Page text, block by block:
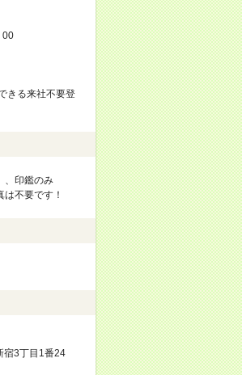
00
きる来社不要登
、印鑑のみ
不要です！
宿3丁目1番24